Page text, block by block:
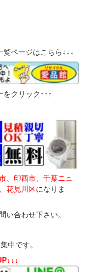
覧ページはこちら↓↓↓
をクリック↑↑↑
、印西市、千葉ニュ
花見川区になりま
い合わせ下さい。
中です。